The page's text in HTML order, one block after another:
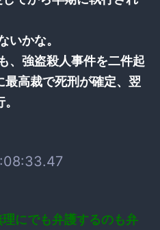
いかな。
、強盗殺人事件を二件起
最高裁で死刑が確定、翌
にでも弁護するのも弁